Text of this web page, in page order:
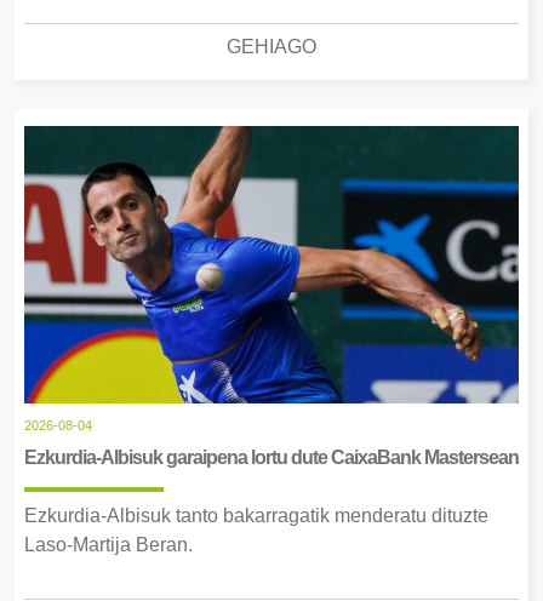
GEHIAGO
2026-08-04
Ezkurdia-Albisuk garaipena lortu dute CaixaBank Mastersean
Ezkurdia-Albisuk tanto bakarragatik menderatu dituzte
Laso-Martija Beran.